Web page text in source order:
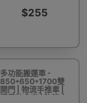
$255
多功能搬運車 -
850*650*1700雙
開門 | 物流手推車 |
適用於倉庫 | 物流中